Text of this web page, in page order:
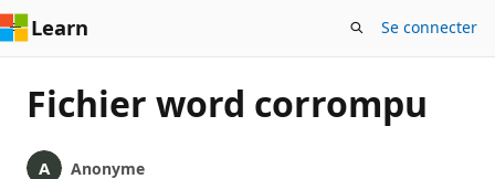
Learn Se connecter
Fichier word corrompu
Anonyme